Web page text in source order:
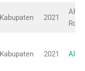
Kabupaten 2021
Kabupaten 2021